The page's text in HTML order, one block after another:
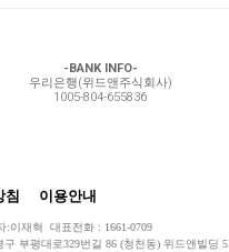
-BANK INFO-
우리은행(위드앤주식회사)
1005-804-655836
침 이용안내
이재혁 대표전화 : 1661-0709
부평대로329번길 86 (청천동) 위드앤빌딩